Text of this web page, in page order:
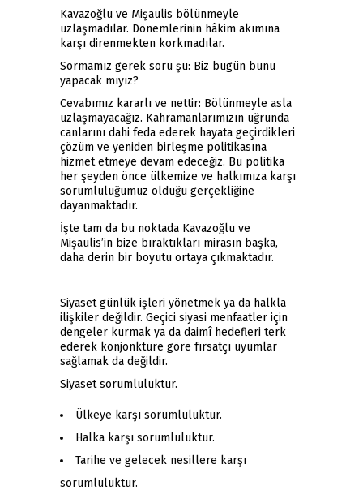
Kavazoğlu ve Mişaulis bölünmeyle
uzlaşmadılar. Dönemlerinin hâkim akımına
karşı direnmekten korkmadılar.
Sormamız gerek soru şu: Biz bugün bunu
yapacak mıyız?
Cevabımız kararlı ve nettir: Bölünmeyle asla
uzlaşmayacağız. Kahramanlarımızın uğrunda
canlarını dahi feda ederek hayata geçirdikleri
çözüm ve yeniden birleşme politikasına
hizmet etmeye devam edeceğiz. Bu politika
her şeyden önce ülkemize ve halkımıza karşı
sorumluluğumuz olduğu gerçekliğine
dayanmaktadır.
İşte tam da bu noktada Kavazoğlu ve
Mişaulis’in bize bıraktıkları mirasın başka,
daha derin bir boyutu ortaya çıkmaktadır.
Siyaset günlük işleri yönetmek ya da halkla
ilişkiler değildir. Geçici siyasi menfaatler için
dengeler kurmak ya da daimî hedefleri terk
ederek konjonktüre göre fırsatçı uyumlar
sağlamak da değildir.
Siyaset sorumluluktur.
Ülkeye karşı sorumluluktur.
Halka karşı sorumluluktur.
Tarihe ve gelecek nesillere karşı
sorumluluktur.